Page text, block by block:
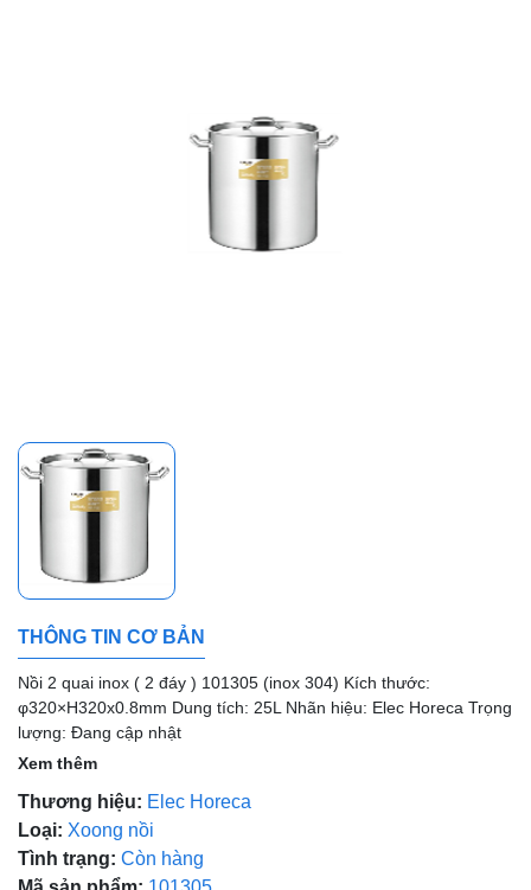
THÔNG TIN CƠ BẢN
Nồi 2 quai inox ( 2 đáy ) 101305 (inox 304) Kích thước:
φ320×H320x0.8mm Dung tích: 25L Nhãn hiệu: Elec Horeca Trọng
lượng: Đang cập nhật
Xem thêm
Thương hiệu: Elec Horeca
Loại: Xoong nồi
Tình trạng: Còn hàng
Ngày hết hạn:
Điều kiện: